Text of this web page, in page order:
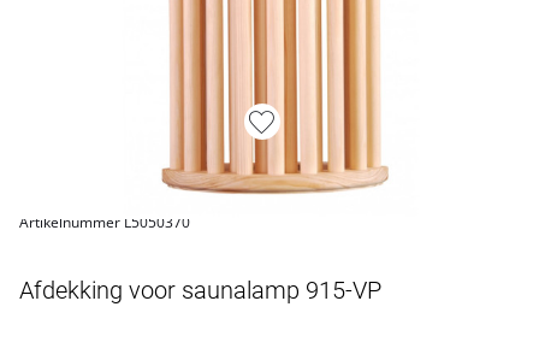
Artikelnummer L5050370
Afdekking voor saunalamp 915-VP